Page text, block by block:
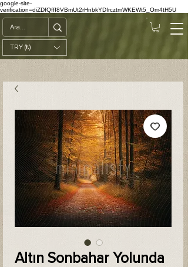
google-site-
verification=diZDfQffI8VBmUt2rHnbkYDIrcztmWKEWt5_Om4tH5U
TRY (₺)
Altın Sonbahar Yolunda